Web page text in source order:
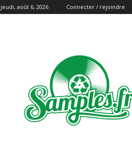
jeudi, août 6, 2026 Connecter / rejoindre